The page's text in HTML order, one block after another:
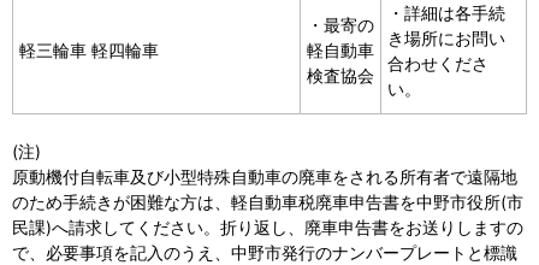
軽三輪車 軽四輪車
・最寄の
軽自動車
検査協会
・詳細は各手続
き場所にお問い
合わせくださ
い。
(注)
原動機付自転車及び小型特殊自動車の廃車をされる所有者で遠隔地
のため手続きが困難な方は、軽自動車税廃車申告書を中野市役所(市
民課)へ請求してください。折り返し、廃車申告書をお送りしますの
で、必要事項を記入のうえ、中野市発行のナンバープレートと標識